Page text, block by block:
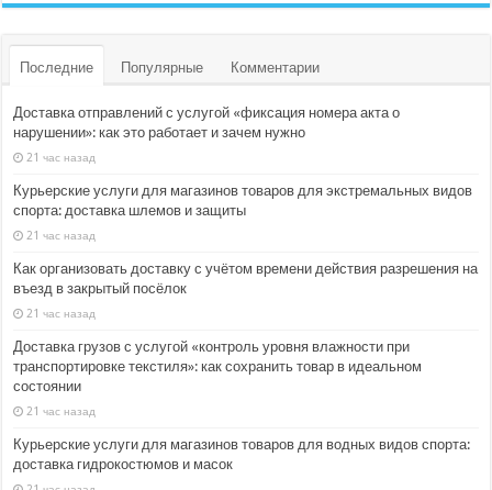
Последние Популярные Комментарии
Доставка отправлений с услугой «фиксация номера акта о
нарушении»: как это работает и зачем нужно
21 час назад
Курьерские услуги для магазинов товаров для экстремальных видов
спорта: доставка шлемов и защиты
21 час назад
Как организовать доставку с учётом времени действия разрешения на
въезд в закрытый посёлок
21 час назад
Доставка грузов с услугой «контроль уровня влажности при
транспортировке текстиля»: как сохранить товар в идеальном
состоянии
21 час назад
Курьерские услуги для магазинов товаров для водных видов спорта:
доставка гидрокостюмов и масок